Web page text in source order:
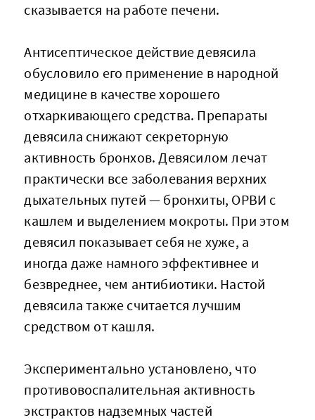
сказывается на работе печени.
Антисептическое действие девясила
обусловило его применение в народной
медицине в качестве хорошего
отхаркивающего средства. Препараты
девясила снижают секреторную
активность бронхов. Девясилом лечат
практически все заболевания верхних
дыхательных путей — бронхиты, ОРВИ с
кашлем и выделением мокроты. При этом
девясил показывает себя не хуже, а
иногда даже намного эффективнее и
безвреднее, чем антибиотики. Настой
девясила также считается лучшим
средством от кашля.
Экспериментально установлено, что
противовоспалительная активность
экстрактов надземных частей